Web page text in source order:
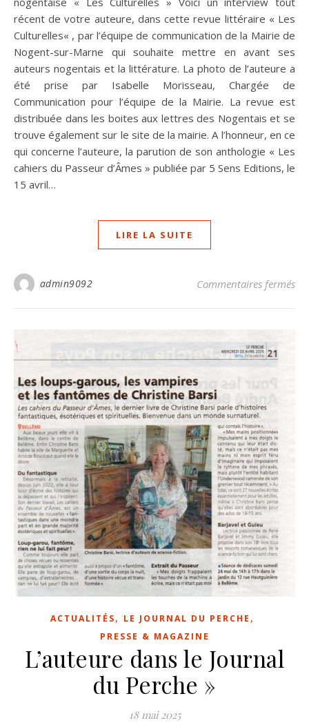
récent de votre auteure, dans cette revue littéraire « Les
Culturelles« , par l’équipe de communication de la Mairie de
Nogent-sur-Marne qui souhaite mettre en avant ses
auteurs nogentais et la littérature. La photo de l’auteure a
été prise par Isabelle Morisseau, Chargée de
Communication pour l’équipe de la Mairie. La revue est
distribuée dans les boites aux lettres des Nogentais et se
trouve également sur le site de la mairie. A l’honneur, en ce
qui concerne l’auteure, la parution de son anthologie « Les
cahiers du Passeur d’Âmes » publiée par 5 Sens Editions, le
15 avril…
LIRE LA SUITE
admin9092 Commentaires fermés
ACTUALITÉS, LE JOURNAL DU PERCHE ,
PRESSE & MAGAZINE
L’auteure dans le Journal
du Perche »
18 mai 2025